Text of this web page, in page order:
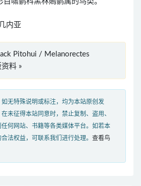
内亚
Pitohui / Melanorectes
料 »
无特殊说明或标注，均为本站原创发
未征得本站同意时，禁止复制、盗用、
何网站、书籍等各类媒体平台。如若本
法权益，可联系我们进行处理。 查看鸟